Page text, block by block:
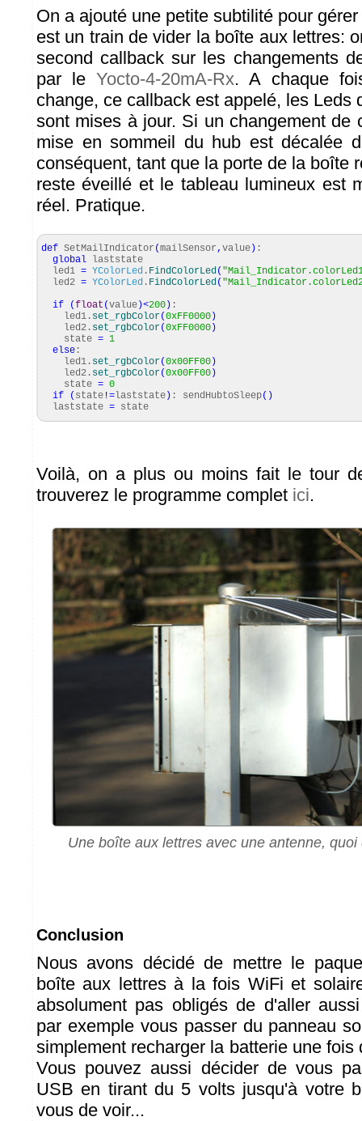
On a ajouté une petite subtilité pour
est un train de vider la boîte aux lettres:
second callback sur les changements
par leYocto-4-20mA-Rx. A chaque
change, ce callback est appelé, les Leds
sont mises à jour. Si un changement de
mise en sommeil du hub est décalée
conséquent, tant que la porte de la boîte
reste éveillé et le tableau lumineux est
réel. Pratique.
def SetMailIndicator (mailSensor, value ) :
global laststate
led1 = YColorLed . FindColorLed(
led2 = YColorLed . FindColorLed(
if
(float (value )<200 ) :
led1. set_rgbColor(0xFF0000 )
led2. set_rgbColor(0xFF0000 )
state = 1
else :
led1. set_rgbColor(0x00FF00 )
led2. set_rgbColor(0x00FF00 )
state = 0
if
( state != laststate ) : sendHubtoSleep( )
laststate = state
Voilà, on a plus ou moins fait le tour
trouverez le programme complet ici.
Une boîte aux lettres avec une antenne,
Conclusion
Nous avons décidé de mettre le
boîte aux lettres à la fois WiFi et
absolument pas obligés de d'aller
par exemple vous passer du panneau
simplement recharger la batterie une fois
Vous pouvez aussi décider de vous
USB en tirant du 5 volts jusqu'à votre
vous de voir...